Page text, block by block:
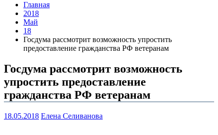
Главная
2018
Май
18
Госдума рассмотрит возможность упростить
предоставление гражданства РФ ветеранам
Госдума рассмотрит возможность
упростить предоставление
гражданства РФ ветеранам
18.05.2018 Елена Селиванова